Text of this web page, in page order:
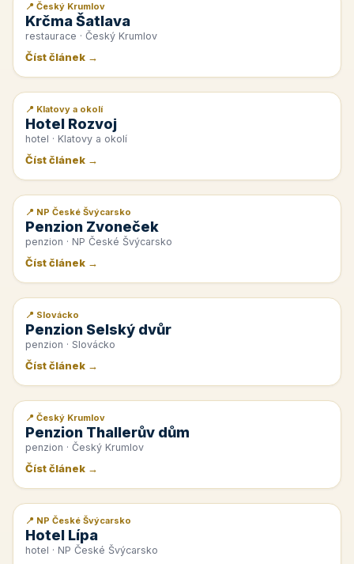
📰 PR článek
📍 Český Krumlov
Krčma Šatlava
restaurace · Český Krumlov
Číst článek →
📰 PR článek
📍 Klatovy a okolí
Hotel Rozvoj
hotel · Klatovy a okolí
Číst článek →
📰 PR článek
📍 NP České Švýcarsko
Penzion Zvoneček
penzion · NP České Švýcarsko
Číst článek →
📰 PR článek
📍 Slovácko
Penzion Selský dvůr
penzion · Slovácko
Číst článek →
📰 PR článek
📍 Český Krumlov
Penzion Thallerův dům
penzion · Český Krumlov
Číst článek →
📰 PR článek
📍 NP České Švýcarsko
Hotel Lípa
hotel · NP České Švýcarsko